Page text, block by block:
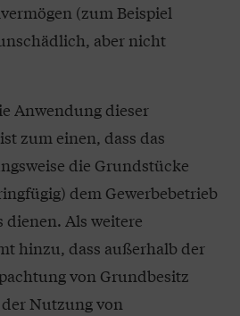
(zum Beispiel
aber nicht
Anwendung dieser
zum einen, dass das
die Grundstücke
dem Gewerbebetrieb
dienen. Als weitere
hinzu, dass außerhalb der
von Grundbesitz
Nutzung von